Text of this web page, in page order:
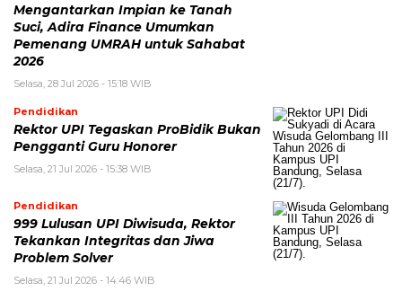
Mengantarkan Impian ke Tanah
Suci, Adira Finance Umumkan
Pemenang UMRAH untuk Sahabat
2026
Selasa, 28 Jul 2026 - 15:18 WIB
Pendidikan
Rektor UPI Tegaskan ProBidik Bukan
Pengganti Guru Honorer
Selasa, 21 Jul 2026 - 15:38 WIB
Pendidikan
999 Lulusan UPI Diwisuda, Rektor
Tekankan Integritas dan Jiwa
Problem Solver
Selasa, 21 Jul 2026 - 14:46 WIB